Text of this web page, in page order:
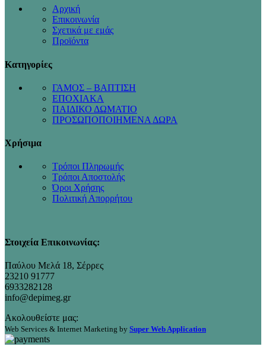
Αρχική
Επικοινωνία
Σχετικά με εμάς
Προϊόντα
Κατηγορίες
ΓΑΜΟΣ – ΒΑΠΤΙΣΗ
ΕΠΟΧΙΑΚΑ
ΠΑΙΔΙΚΟ ΔΩΜΑΤΙΟ
ΠΡΟΣΩΠΟΠΟΙΗΜΕΝΑ ΔΩΡΑ
Χρήσιμα
Τρόποι Πληρωμής
Τρόποι Αποστολής
Όροι Χρήσης
Πολιτική Απορρήτου
Στοιχεία Επικοινωνίας:
Παύλου Μελά 18, Σέρρες
23210 91777
6933282128
info@depimeg.gr
Ακολουθείστε μας:
Web Services & Internet Marketing by Super Web Application